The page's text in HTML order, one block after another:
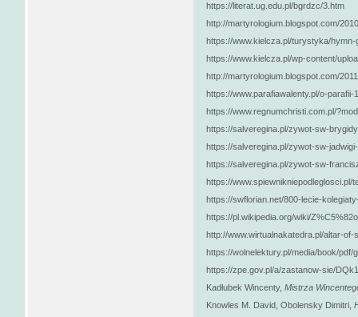
https://literat.ug.edu.pl/bgrdzc/3.htm
http://martyrologium.blogspot.com/
https://www.kielcza.pl/turystyka/hymn-
https://www.kielcza.pl/wp-content/
http://martyrologium.blogspot.com/
https://www.parafiawalenty.pl/o-parafii-
https://www.regnumchristi.com.pl/
https://salveregina.pl/zywot-sw-
https://salveregina.pl/zywot-sw-
https://salveregina.pl/zywot-sw-
https://
https://swflorian.net/800-lecie-
https://pl.wikipedia.org/wiki/
http://www.wirtualnakatedra.pl/altar-
https://wolnelektury.pl/media/book/
https://zpe.gov.pl/a/zastanow-sie/
Kadłubek Wincenty, Mistrza
Knowles M. David, Obolensky Dimitri,